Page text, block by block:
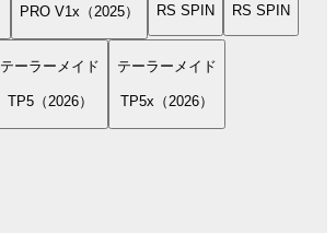
PRO V1x（2025） RS SPIN RS SPIN
テーラーメイド
TP5（2026）
テーラーメイド
TP5x（2026）